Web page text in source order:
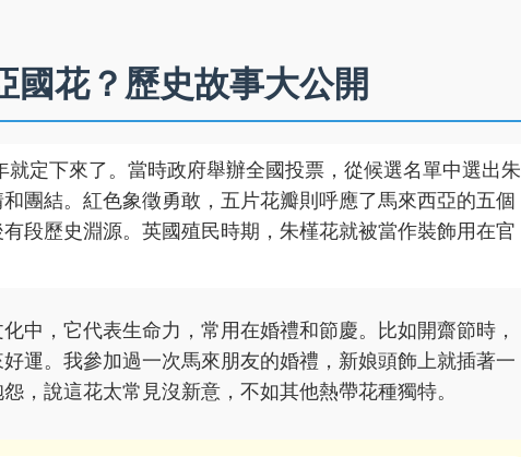
國花？歷史故事大公開
定下來了。當時政府舉辦全國投票，從候選名單中選出朱
團結。紅色象徵勇敢，五片花瓣則呼應了馬來西亞的五個
段歷史淵源。英國殖民時期，朱槿花就被當作裝飾用在官
中，它代表生命力，常用在婚禮和節慶。比如開齋節時，
運。我參加過一次馬來朋友的婚禮，新娘頭飾上就插著一
，說這花太常見沒新意，不如其他熱帶花種獨特。